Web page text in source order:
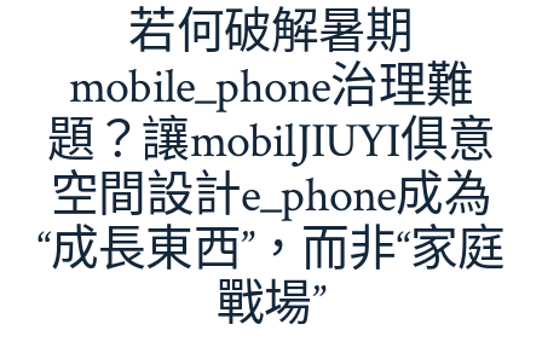
若何破解暑期
mobile_phone治理難
題？讓mobilJIUYI俱意
空間設計e_phone成為
“成長東西”，而非“家庭
戰場”